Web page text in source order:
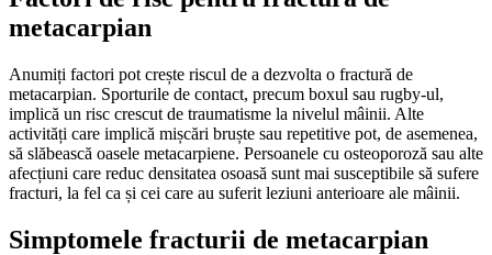
metacarpian
Anumiți factori pot crește riscul de a dezvolta o fractură de
metacarpian. Sporturile de contact, precum boxul sau rugby-ul,
implică un risc crescut de traumatisme la nivelul mâinii. Alte
activități care implică mișcări bruște sau repetitive pot, de asemenea,
să slăbească oasele metacarpiene. Persoanele cu osteoporoză sau alte
afecțiuni care reduc densitatea osoasă sunt mai susceptibile să sufere
fracturi, la fel ca și cei care au suferit leziuni anterioare ale mâinii.
Simptomele fracturii de metacarpian